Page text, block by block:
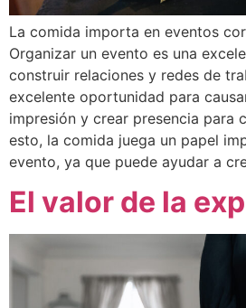
La comida importa en eventos
Organizar un evento es una
construir relaciones y redes de
excelente oportunidad para
impresión y crear presencia para
esto, la comida juega un papel
evento, ya que puede ayudar a
El valor de la